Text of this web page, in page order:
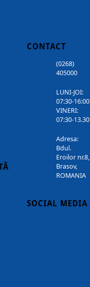
CONTACT
(0268)
405000
LUNI-JOI:
07:30-16:00
VINERI:
07:30-13.30
Adresa:
Bdul.
Eroilor nr.8,
Brasov,
ROMANIA
SOCIAL MEDIA